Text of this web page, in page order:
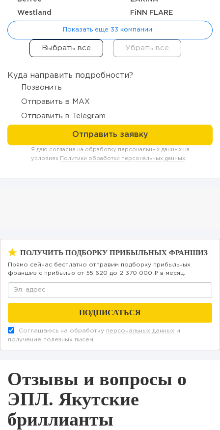
российский...
«Прибыль 20 млн в год, а я ездил на метро»: куда в
интернет-магазине...
Westland FiNN FLARE
Показать еще 33 компании
Куда направить подробности?
Позвонить
Отправить в MAX
Отправить в Telegram
Я даю согласие на обработку персональных данных на
условиях
Политики обработки персональных данных
ПОЛУЧИТЬ ПОДБОРКУ ПРИБЫЛЬНЫХ ФРАНШИЗ
Прямо сейчас бесплатно отправим подборку прибыльных
франшиз с прибылью от 55 620 до 2 370 000 ₽ в месяц.
Соглашаюсь на обработку персональных данных и
получение полезных писем.
Отзывы и вопросы о
ЭПЛ. Якутские
бриллианты